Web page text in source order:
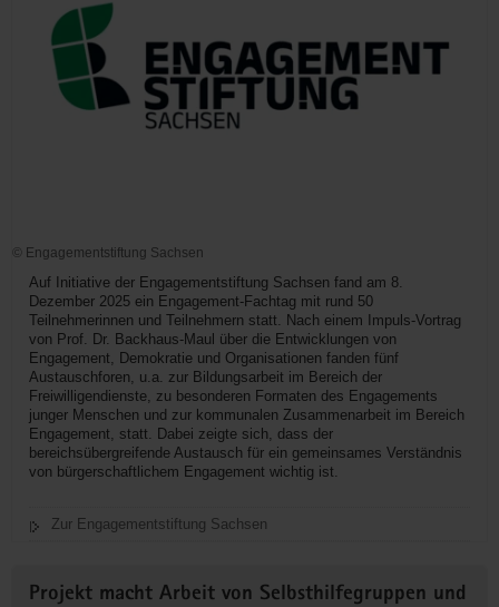
© Engagementstiftung Sachsen
Auf Initiative der Engagementstiftung Sachsen fand am 8.
Dezember 2025 ein Engagement-Fachtag mit rund 50
Teilnehmerinnen und Teilnehmern statt. Nach einem Impuls-Vortrag
von Prof. Dr. Backhaus-Maul über die Entwicklungen von
Engagement, Demokratie und Organisationen fanden fünf
Austauschforen, u.a. zur Bildungsarbeit im Bereich der
Freiwilligendienste, zu besonderen Formaten des Engagements
junger Menschen und zur kommunalen Zusammenarbeit im Bereich
Engagement, statt. Dabei zeigte sich, dass der
bereichsübergreifende Austausch für ein gemeinsames Verständnis
von bürgerschaftlichem Engagement wichtig ist.
Zur Engagementstiftung Sachsen
Projekt macht Arbeit von Selbsthilfegruppen und